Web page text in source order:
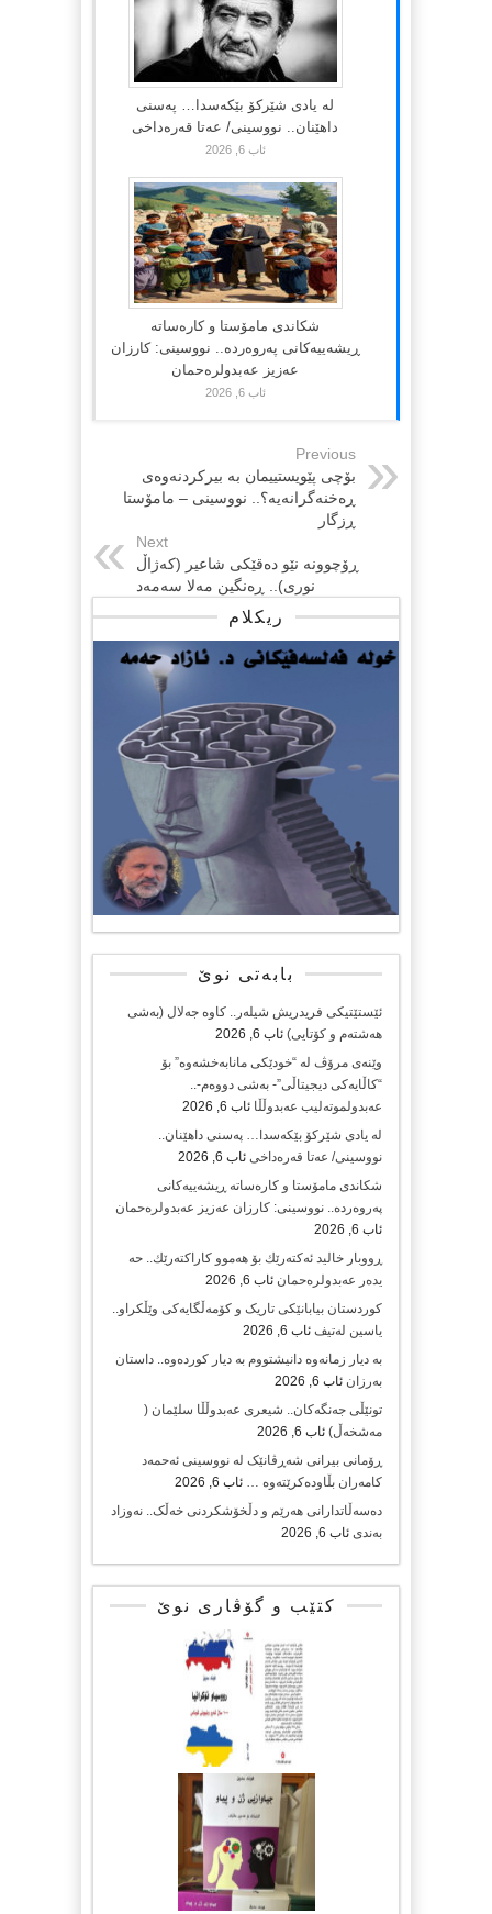
لە یادی شێرکۆ بێکەسدا… پەسنی
داهێنان.. نووسینی/ عەتا قەرەداخی
ئاب 6, 2026
شکاندی مامۆستا و کارەساتە
ڕیشەییەکانی پەروەردە.. نووسینی: کارزان
عەزیز عەبدولرەحمان
ئاب 6, 2026
Previous
بۆچی پێویستییمان بە بیركردنەوەی
ڕەخنەگرانەیە؟.. نووسینی – مامۆستا
ڕزگار
Next
ڕۆچوونە نێو دەقێکی شاعیر (کەژاڵ
نوری).. ڕەنگین مەلا سەمەد
ریکلام
بابەتی نوێ
ئێستێتیکی فریدریش شیلەر.. کاوە جەلال (بەشی
هەشتەم و کۆتایی) ئاب 6, 2026
وێنەی مرۆڤ لە “خودێکی مانابەخشەوە” بۆ
“کاڵایەکی دیجیتاڵی”- بەشی دووەم-..
عەبدولموتەلیب عەبدوڵڵا ئاب 6, 2026
لە یادی شێرکۆ بێکەسدا… پەسنی داهێنان..
نووسینی/ عەتا قەرەداخی ئاب 6, 2026
شکاندی مامۆستا و کارەساتە ڕیشەییەکانی
پەروەردە.. نووسینی: کارزان عەزیز عەبدولرەحمان
ئاب 6, 2026
ڕووبار خالید ئەكتەرێك بۆ هەموو كاراكتەرێك.. حه
یدەر عەبدولرەحمان ئاب 6, 2026
کوردستان بیابانێکی تاریک و کۆمەڵگایەکی وێڵکراو..
یاسین لەتیف ئاب 6, 2026
بە دیار زمانەوە دانیشتووم بە دیار کوردەوە.. داستان
بەرزان ئاب 6, 2026
تونێڵی جەنگەکان.. شیعری عەبدوڵڵا سلێمان (
مەشخەڵ) ئاب 6, 2026
ڕۆمانی بیرانی شەڕڤانێک لە نووسینی ئەحمەد
کامەران بڵاودەکرێتەوە … ئاب 6, 2026
دەسەڵاتدارانی هەرێم و دڵخۆشکردنی خەڵک.. نەوزاد
بەندی ئاب 6, 2026
کتێب و گۆڤاری نوێ